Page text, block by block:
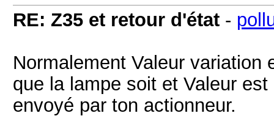
RE: Z35 et retour d'état -
Normalement Valeur variation
que la lampe soit et Valeur
envoyé par ton actionneur.